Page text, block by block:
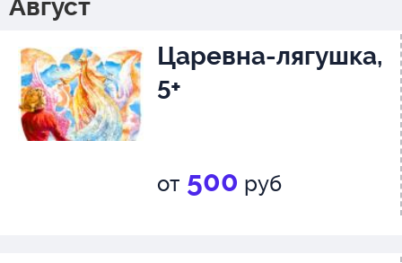
Август
Царевна-лягушка,
5+
от 500 руб